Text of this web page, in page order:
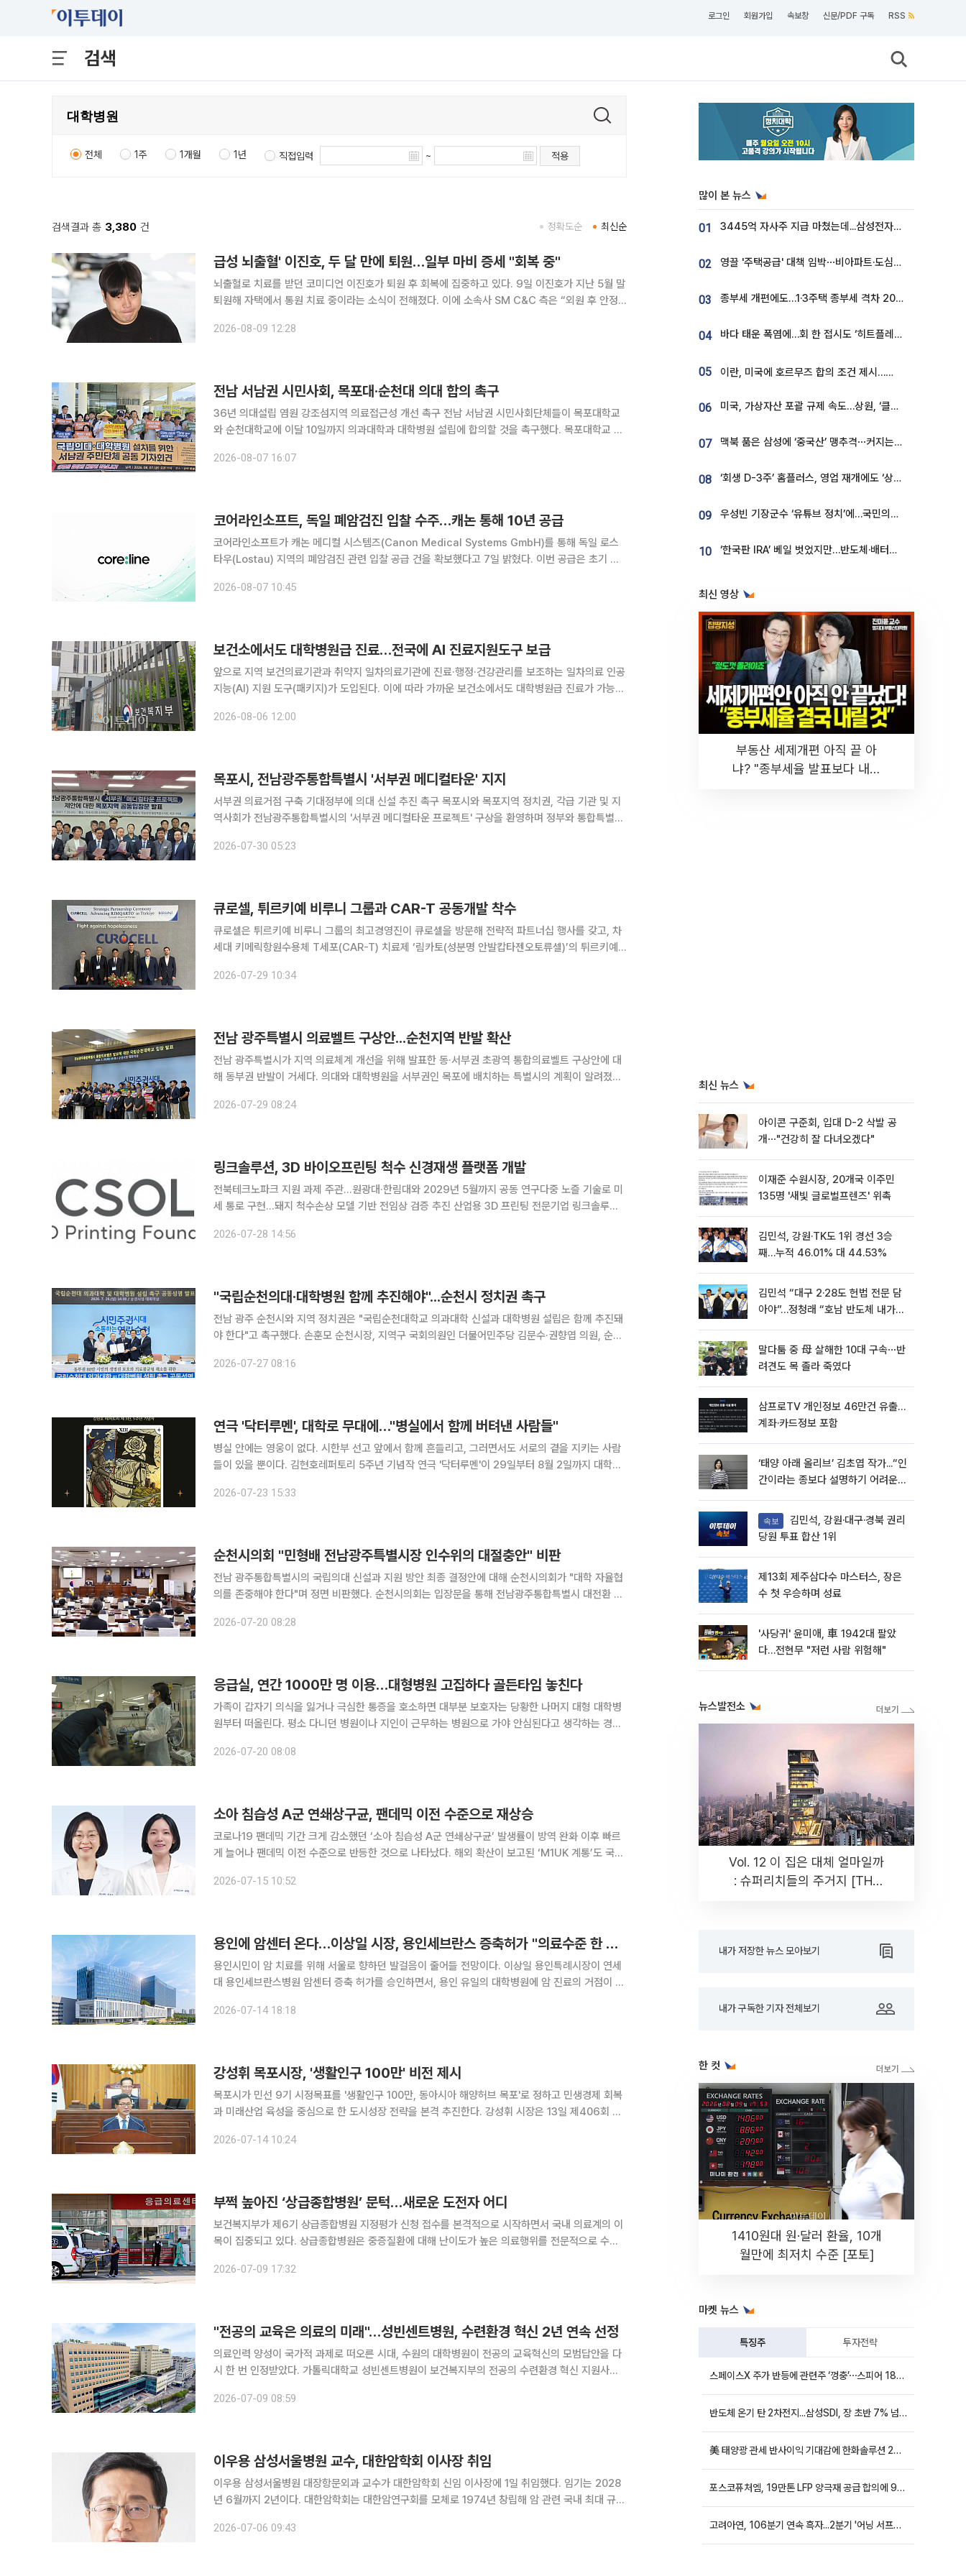
로그인 회원가입 속보창 신문/PDF 구독 RSS
검색
전체 1주 1개월 1년 직접입력 ~ 적용
검색결과 총 3,380 건 최신순
정확도순
급성 뇌출혈' 이진호, 두 달 만에 퇴원…일부 마비 증세 "회복 중"
뇌출혈로 치료를 받던 코미디언 이진호가 퇴원 후 회복에 집중하고 있다. 9일 이진호가 지난 5월 말
퇴원해 자택에서 통원 치료 중이라는 소식이 전해졌다. 이에 소속사 SM C&C 측은 “외원 후 안정
원해 치료와 재활을 진행해 왔다. 이후 약 두 달만인
2026-08-09 12:28
전남 서남권 시민사회, 목포대·순천대 의대 합의 촉구
36년 의대설립 염원 강조섬지역 의료접근성 개선 촉구 전남 서남권 시민사회단체들이 목포대학교
와 순천대학교에 이달 10일까지 의과대학과 대학병원 설립에 합의할 것을 촉구했다. 목포대학교 총
사에서 공동 기자회견을 열고 "남은 기간 주민의 생명권을 최우선에 둔 책임 있는
2026-08-07 16:07
코어라인소프트, 독일 폐암검진 입찰 수주…캐논 통해 10년 공급
코어라인소프트가 캐논 메디컬 시스템즈(Canon Medical Systems GmbH)를 통해 독일 로스
타우(Lostau) 지역의 폐암검진 관련 입찰 공급 건을 확보했다고 7일 밝혔다. 이번 공급은 초기 소
반 폐암검진 확대에 맞춰 현지 검진 워크플로우에
2026-08-07 10:45
보건소에서도 대학병원급 진료…전국에 AI 진료지원도구 보급
앞으로 지역 보건의료기관과 취약지 일차의료기관에 진료·행정·건강관리를 보조하는 일차의료 인공
지능(AI) 지원 도구(패키지)가 도입된다. 이에 따라 가까운 보건소에서도 대학병원급 진료가 가능해
로 마련한 ‘AI 기본의료 전략’을 확정했다. 이번 전략은 국민이 일상에
2026-08-06 12:00
목포시, 전남광주통합특별시 '서부권 메디컬타운' 지지
서부권 의료거점 구축 기대정부에 의대 신설 추진 촉구 목포시와 목포지역 정치권, 각급 기관 및 지
역사회가 전남광주통합특별시의 '서부권 메디컬타운 프로젝트' 구상을 환영하며 정부와 통합특별시
급 기관 및 지역민은 공동 입장문을 통해 통합특별시가 발표한 '서부권 메
2026-07-30 05:23
큐로셀, 튀르키예 비루니 그룹과 CAR-T 공동개발 착수
큐로셀은 튀르키예 비루니 그룹의 최고경영진이 큐로셀을 방문해 전략적 파트너십 행사를 갖고, 차
세대 키메릭항원수용체 T세포(CAR-T) 치료제 ‘림카토(성분명 안발캅타젠오토류셀)’의 튀르키예
YÜKSEL) 비루니 회장과 무함메드 앱실(Dr. Muhammet A
2026-07-29 10:34
전남 광주특별시 의료벨트 구상안...순천지역 반발 확산
전남 광주특별시가 지역 의료체계 개선을 위해 발표한 동·서부권 초광역 통합의료벨트 구상안에 대
해 동부권 반발이 거세다. 의대와 대학병원을 서부권인 목포에 배치하는 특별시의 계획이 알려졌다.
온다. 순천대는 28일 순천시청에서 기자회견을 열어 초광역통합의료벨
2026-07-29 08:24
링크솔루션, 3D 바이오프린팅 척수 신경재생 플랫폼 개발
전북테크노파크 지원 과제 주관…원광대·한림대와 2029년 5월까지 공동 연구다중 노즐 기술로 미
세 통로 구현…돼지 척수손상 모델 기반 전임상 검증 추진 산업용 3D 프린팅 전문기업 링크솔루션
은 전북테크노파크가 추진하는 ‘첨단바이오 육성 R&D 지원사업’ 주관기
2026-07-28 14:56
"국립순천의대·대학병원 함께 추진해야"...순천시 정치권 촉구
전남 광주 순천시와 지역 정치권은 "국립순천대학교 의과대학 신설과 대학병원 설립은 함께 추진돼
야 한다"고 촉구했다. 손훈모 순천시장, 지역구 국회의원인 더불어민주당 김문수·권향엽 의원, 순천
설이 밀집한 지역인데도 국립대병원이나 상급종합병원이 없어 중증·
2026-07-27 08:16
연극 '닥터루멘', 대학로 무대에…"병실에서 함께 버텨낸 사람들"
병실 안에는 영웅이 없다. 시한부 선고 앞에서 함께 흔들리고, 그러면서도 서로의 곁을 지키는 사람
들이 있을 뿐이다. 김현호레퍼토리 5주년 기념작 연극 '닥터루멘'이 29일부터 8월 2일까지 대학로
2026-07-23 15:33
순천시의회 "민형배 전남광주특별시장 인수위의 대절충안" 비판
전남 광주통합특별시의 국립의대 신설과 지원 방안 최종 결정안에 대해 순천시의회가 "대학 자율협
의를 존중해야 한다"며 정면 비판했다. 순천시의회는 입장문을 통해 전남광주통합특별시 대전환 기
2026-07-20 08:28
응급실, 연간 1000만 명 이용…대형병원 고집하다 골든타임 놓친다
가족이 갑자기 의식을 잃거나 극심한 통증을 호소하면 대부분 보호자는 당황한 나머지 대형 대학병
원부터 떠올린다. 평소 다니던 병원이나 지인이 근무하는 병원으로 가야 안심된다고 생각하는 경우
고한다. 응급환자에게 가장 중요한 것은 병원의 규모가 아니라 증상에
2026-07-20 08:08
소아 침습성 A군 연쇄상구균, 팬데믹 이전 수준으로 재상승
코로나19 팬데믹 기간 크게 감소했던 ‘소아 침습성 A군 연쇄상구균’ 발생률이 방역 완화 이후 빠르
게 늘어나 팬데믹 이전 수준으로 반등한 것으로 나타났다. 해외 확산이 보고된 ‘M1UK 계통’도 국내
2026-07-15 10:52
용인에 암센터 온다…이상일 시장, 용인세브란스 증축허가 "의료수준 한 단계 도약"
용인시민이 암 치료를 위해 서울로 향하던 발걸음이 줄어들 전망이다. 이상일 용인특례시장이 연세
대 용인세브란스병원 암센터 증축 허가를 승인하면서, 용인 유일의 대학병원에 암 진료의 거점이 들
는 연세대학교가 기흥구 중동 1151번지 외 2필지에 용인세브란스병원
2026-07-14 18:18
강성휘 목포시장, '생활인구 100만' 비전 제시
목포시가 민선 9기 시정목표를 '생활인구 100만, 동아시아 해양허브 목포'로 정하고 민생경제 회복
과 미래산업 육성을 중심으로 한 도시성장 전략을 본격 추진한다. 강성휘 시장은 13일 제406회 목
2026-07-14 10:24
부쩍 높아진 ‘상급종합병원’ 문턱…새로운 도전자 어디
보건복지부가 제6기 상급종합병원 지정평가 신청 접수를 본격적으로 시작하면서 국내 의료계의 이
목이 집중되고 있다. 상급종합병원은 중증질환에 대해 난이도가 높은 의료행위를 전문적으로 수행
한 평가다. 이번 6기 지정은 진입 장벽이 높아져, 서울뿐 아니라 지방의 주요
2026-07-09 17:32
"전공의 교육은 의료의 미래"…성빈센트병원, 수련환경 혁신 2년 연속 선정
의료인력 양성이 국가적 과제로 떠오른 시대, 수원의 대학병원이 전공의 교육혁신의 모범답안을 다
시 한 번 인정받았다. 가톨릭대학교 성빈센트병원이 보건복지부의 전공의 수련환경 혁신 지원사업
가톨릭대학교 성빈센트병원은 보건복지부가 주관하는 '2026년 전공의 수
2026-07-09 08:59
이우용 삼성서울병원 교수, 대한암학회 이사장 취임
이우용 삼성서울병원 대장항문외과 교수가 대한암학회 신임 이사장에 1일 취임했다. 임기는 2028
년 6월까지 2년이다. 대한암학회는 대한암연구회를 모체로 1974년 창립해 암 관련 국내 최대 규모
대장항문질환 분야에서 손꼽히는 명의로 1988년 서울의대
2026-07-06 09:43
많이 본 뉴스
01 3445억 자사주 지급 마쳤는데...삼성전자 DX노조, 뒤늦은 '떼쓰기 집회'
02 영끌 '주택공급' 대책 임박⋯비아파트·도심복합까지 총동원
03 종부세 개편에도…1·3주택 종부세 격차 2028년부터 확대
04 바다 태운 폭염에…회 한 접시도 ‘히트플레이션’
05 이란, 미국에 호르무즈 합의 조건 제시…美 “경기 아직 안 끝나” [종합]
06 미국, 가상자산 포괄 규제 속도…상원, ‘클래리티법’ 9월 절차투표 추진
07 맥북 품은 삼성에 ‘중국산’ 맹추격⋯커지는 노트북 OLED 시장
08 ‘회생 D-3주’ 홈플러스, 영업 재개에도 ‘상품 공급망’ 복구가 생존 관건
09 우성빈 기장군수 ‘유튜브 정치’에…국민의힘 군의원들 집단 반발
10 ‘한국판 IRA’ 베일 벗었지만…반도체·배터리 업계 “시행령이 관건”
최신 영상
부동산 세제개편 아직 끝 아
냐? "종부세율 발표보다 내릴
최신 뉴스
아이콘 구준회, 입대 D-2 삭발 공
개⋯"건강히 잘 다녀오겠다"
이재준 수원시장, 20개국 이주민
135명 '새빛 글로벌프렌즈' 위촉
김민석, 강원·TK도 1위 경선 3승
째…누적 46.01% 대 44.53%
김민석 “대구 2·28도 헌법 전문 담
아야”…정청래 “호남 반도체 내가
말다툼 중 母 살해한 10대 구속⋯반
려견도 목 졸라 죽였다
삼프로TV 개인정보 46만건 유출…
계좌·카드정보 포함
‘태양 아래 올리브’ 김초엽 작가...“인
간이라는 종보다 설명하기 어려운
뷰]
속보
당원 투표 합산 1위
제13회 제주삼다수 마스터스, 장은
수 첫 우승하며 성료
'사당귀' 윤미애, 車 1942대 팔았
다…전현무 "저런 사람 위험해"
뉴스발전소
Vol. 12 이 집은 대체 얼마일까
: 슈퍼리치들의 주거지 [THE
내가 저장한 뉴스 모아보기
내가 구독한 기자 전체보기
한 컷
1410원대 원·달러 환율, 10개
월만에 최저치 수준 [포토]
마켓 뉴스
특징주 투자전략
스페이스X 주가 반등에 관련주 ‘껑충’⋯스피어 18%ㆍ에이치브이엠 12%↑
반도체 온기 탄 2차전지...삼성SDI, 장 초반 7% 넘게 껑충
美 태양광 관세 반사이익 기대감에 한화솔루션 20%대·OCI홀딩스 14%대 급등
포스코퓨처엠, 19만톤 LFP 양극재 공급 합의에 9%대 강세
고려아연, 106분기 연속 흑자...2분기 '어닝 서프라이즈'에 장 초반 12%대 강세